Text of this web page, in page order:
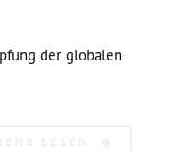
der globalen